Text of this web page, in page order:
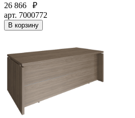
26 866
₽
арт. 7000772
В корзину